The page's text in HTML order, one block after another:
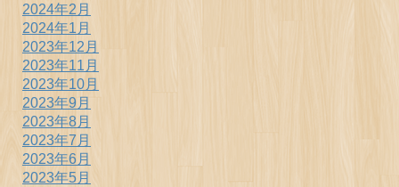
2024年2月
2024年1月
2023年12月
2023年11月
2023年10月
2023年9月
2023年8月
2023年7月
2023年6月
2023年5月